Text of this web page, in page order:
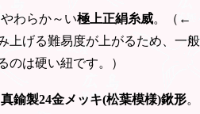
わらか～い極上正絹糸威。（←
上げる難易度が上がるため、一般
のは硬い紐です。）
真鍮製24金メッキ(松葉模様)鍬形。